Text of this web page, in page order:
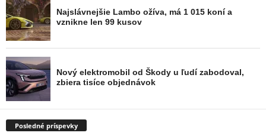
Posledné príspevky